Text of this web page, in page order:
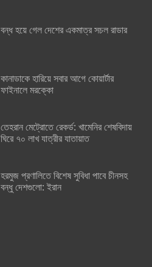
বন্ধ হয়ে গেল দেশের একমাত্র সচল রাডার
কানাডাকে হারিয়ে সবার আগে কোয়ার্টার
ফাইনালে মরক্কো
তেহরান মেট্রোতে রেকর্ড: খামেনির শেষবিদায়
ঘিরে ৭০ লাখ যাত্রীর যাতায়াত
হরমুজ প্রণালিতে বিশেষ সুবিধা পাবে চীনসহ
বন্ধু দেশগুলো: ইরান